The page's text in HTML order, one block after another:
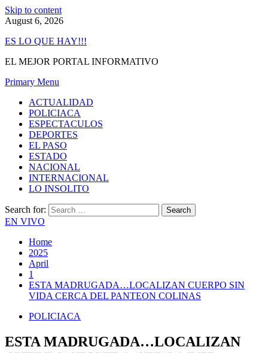
Skip to content
August 6, 2026
ES LO QUE HAY!!!
EL MEJOR PORTAL INFORMATIVO
Primary Menu
ACTUALIDAD
POLICIACA
ESPECTACULOS
DEPORTES
EL PASO
ESTADO
NACIONAL
INTERNACIONAL
LO INSOLITO
Search for:
EN VIVO
Home
2025
April
1
ESTA MADRUGADA…LOCALIZAN CUERPO SIN
VIDA CERCA DEL PANTEON COLINAS
POLICIACA
ESTA MADRUGADA…LOCALIZAN